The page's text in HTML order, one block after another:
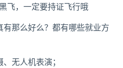
飞，一定要持证飞行哦
那么好么？都有哪些就业方
无人机表演；